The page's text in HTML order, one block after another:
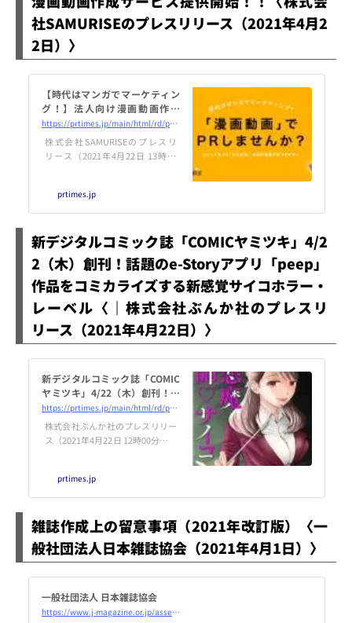
社SAMURISEのプレスリリース（2021年4月2
2日）〉
【時代はマンガでマーケティン
グ！】法人向け漫画動画作成
サービス提供開始！！
https://prtimes.jp/main/html/rd/p/000000003.000041387.html
株式会社SAMURISEのプレスリ
リース（2021年4月22日 13時10
サービス提供開始！！
prtimes.jp
新デジタルコミック誌「COMICヤミツキ」4/2
2（木）創刊！話題のe-Storyアプリ「peep」
作品をコミカライズする新感覚サイコホラー・
レーベル〈｜株式会社ぶんか社のプレスリ
リース（2021年4月22日）〉
新デジタルコミック誌「COMIC
ヤミツキ」4/22（木）創刊！話
題のe-Storyアプリ「peep」作
品をコミカライズする新感覚サ
イコホラー・レーベル！
https://prtimes.jp/main/html/rd/p/000000052.000045783.html
株式会社ぶんか社のプレスリリー
ス（2021年4月22日 12時00分）新
Storyアプリ「peep」作品をコミ
カライズする新感覚サイコホ
prtimes.jp
雑誌作成上の留意事項（2021年改訂版）〈一
般社団法人日本雑誌協会（2021年4月1日）〉
一般社団法人 日本雑誌協会
https://www.j-magazine.or.jp/assets/doc/ryuijikou.pdf